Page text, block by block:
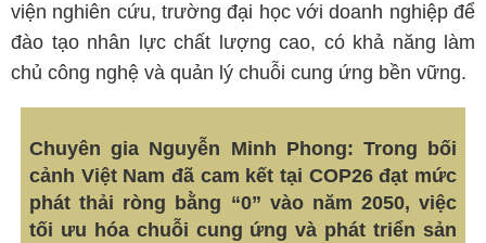
viện nghiên cứu, trường đại học với doanh nghiệp để
đào tạo nhân lực chất lượng cao, có khả năng làm
chủ công nghệ và quản lý chuỗi cung ứng bền vững.
Chuyên gia Nguyễn Minh Phong: Trong bối
cảnh Việt Nam đã cam kết tại COP26 đạt mức
phát thải ròng bằng “0” vào năm 2050, việc
tối ưu hóa chuỗi cung ứng và phát triển sản